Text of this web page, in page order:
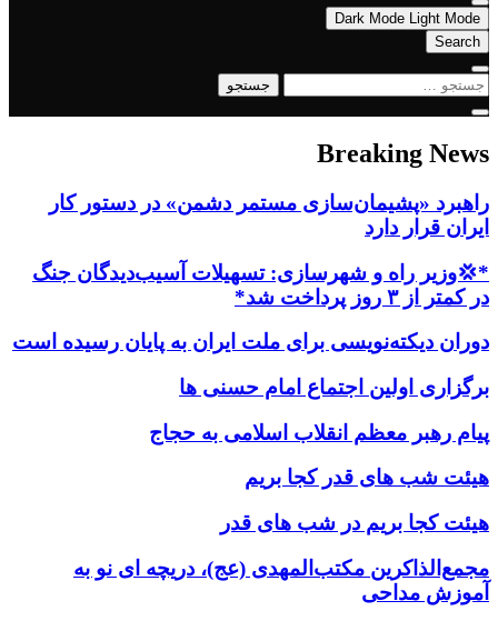
Dark Mode Light Mode
Search
جستجو
Breaking News
راهبرد «پشیمان‌سازی مستمر دشمن» در دستور کار
ایران قرار دارد
*💢وزیر راه و شهرسازی: تسهیلات آسیب‌دیدگان جنگ
در کمتر از ۳ روز پرداخت شد*
دوران دیکته‌نویسی برای ملت ایران به پایان رسیده است
برگزاری اولین اجتماع امام حسنی ها
پیام رهبر معظم انقلاب اسلامی به حجاج
هیئت شب های قدر کجا بریم
هیئت کجا بریم در شب های قدر
مجمع‌الذاکرین مکتب‌المهدی (عج)، دریچه ای نو به
آموزش مداحی